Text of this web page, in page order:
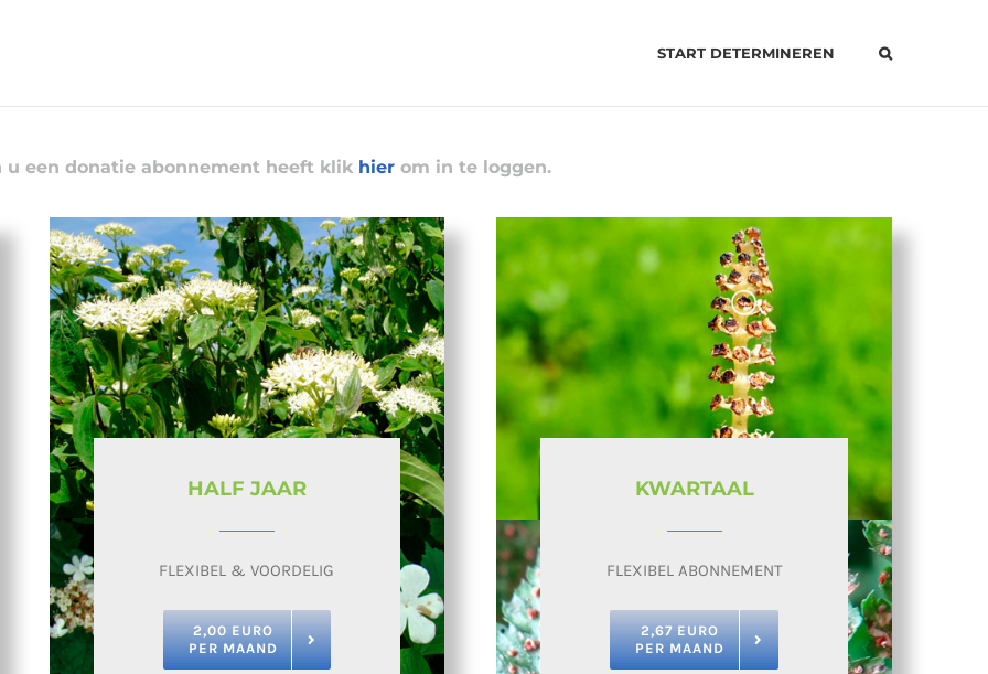
START DETERMINEREN
u een donatie abonnement heeft klik hierom in te loggen.
HALF JAAR
FLEXIBEL & VOORDELIG
2,00 EURO
PER MAAND
KWARTAAL
FLEXIBEL ABONNEMENT
2,67 EURO
PER MAAND